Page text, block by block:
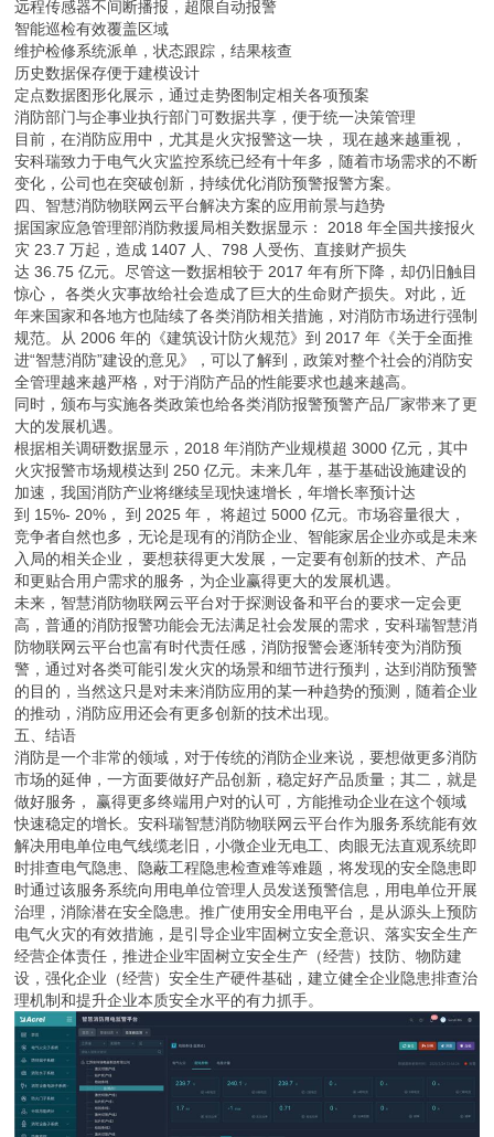
远程传感器不间断播报，超限自动报警
智能巡检有效覆盖区域
维护检修系统派单，状态跟踪，结果核查
历史数据保存便于建模设计
定点数据图形化展示，通过走势图制定相关各项预案
消防部门与企事业执行部门可数据共享，便于统一决策管理
目前，在消防应用中，尤其是火灾报警这一块， 现在越来越重视，
安科瑞致力于电气火灾监控系统已经有十年多，随着市场需求的不断
变化，公司也在突破创新，持续优化消防预警报警方案。
四、智慧消防物联网云平台解决方案的应用前景与趋势
据国家应急管理部消防救援局相关数据显示： 2018 年全国共接报火
灾 23.7 万起，造成 1407 人、798 人受伤、直接财产损失
达 36.75 亿元。尽管这一数据相较于 2017 年有所下降，却仍旧触目
惊心， 各类火灾事故给社会造成了巨大的生命财产损失。对此，近
年来国家和各地方也陆续了各类消防相关措施，对消防市场进行强制
规范。从 2006 年的《建筑设计防火规范》到 2017 年《关于全面推
进“智慧消防”建设的意见》，可以了解到，政策对整个社会的消防安
全管理越来越严格，对于消防产品的性能要求也越来越高。
同时，颁布与实施各类政策也给各类消防报警预警产品厂家带来了更
大的发展机遇。
根据相关调研数据显示，2018 年消防产业规模超 3000 亿元，其中
火灾报警市场规模达到 250 亿元。未来几年，基于基础设施建设的
加速，我国消防产业将继续呈现快速增长，年增长率预计达
到 15%- 20%， 到 2025 年， 将超过 5000 亿元。市场容量很大，
竞争者自然也多，无论是现有的消防企业、智能家居企业亦或是未来
入局的相关企业， 要想获得更大发展，一定要有创新的技术、产品
和更贴合用户需求的服务，为企业赢得更大的发展机遇。
未来，智慧消防物联网云平台对于探测设备和平台的要求一定会更
高，普通的消防报警功能会无法满足社会发展的需求，安科瑞智慧消
防物联网云平台也富有时代责任感，消防报警会逐渐转变为消防预
警，通过对各类可能引发火灾的场景和细节进行预判，达到消防预警
的目的，当然这只是对未来消防应用的某一种趋势的预测，随着企业
的推动，消防应用还会有更多创新的技术出现。
五、结语
消防是一个非常的领域，对于传统的消防企业来说，要想做更多消防
市场的延伸，一方面要做好产品创新，稳定好产品质量；其二，就是
做好服务， 赢得更多终端用户对的认可，方能推动企业在这个领域
快速稳定的增长。安科瑞智慧消防物联网云平台作为服务系统能有效
解决用电单位电气线缆老旧，小微企业无电工、肉眼无法直观系统即
时排查电气隐患、隐蔽工程隐患检查难等难题，将发现的安全隐患即
时通过该服务系统向用电单位管理人员发送预警信息，用电单位开展
治理，消除潜在安全隐患。推广使用安全用电平台，是从源头上预防
电气火灾的有效措施，是引导企业牢固树立安全意识、落实安全生产
经营企体责任，推进企业牢固树立安全生产（经营）技防、物防建
设，强化企业（经营）安全生产硬件基础，建立健全企业隐患排查治
理机制和提升企业本质安全水平的有力抓手。